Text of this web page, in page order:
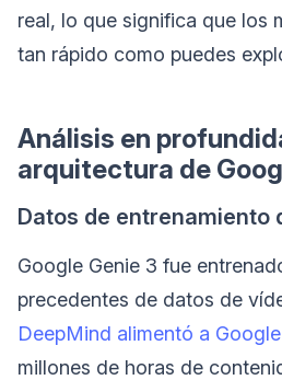
real, lo que significa que los
tan rápido como puedes
Análisis en
arquitectura de
Datos de entrenamiento
Google Genie 3 fue
precedentes de datos de
DeepMind alimentó a
millones de horas de